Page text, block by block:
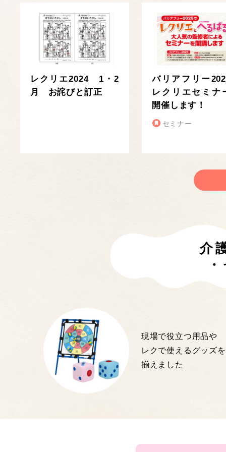
レクリエ2024 1・2
月 お詫びと訂正
バリアフリー
レクリエセミナ
開催します！
セミナー
介
現場で役立つ用品や
レクで使えるグッズを
揃えました